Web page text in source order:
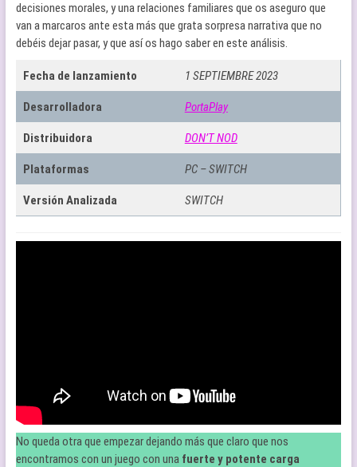
decisiones morales, y una relaciones familiares que os aseguro que
van a marcaros ante esta más que grata sorpresa narrativa que no
debéis dejar pasar, y que así os hago saber en este análisis.
Fecha de lanzamiento 1 SEPTIEMBRE 2023
Desarrolladora PortaPlay
Distribuidora DON’T NOD
Plataformas PC – SWITCH
Versión Analizada SWITCH
No queda otra que empezar dejando más que claro que nos
encontramos con un juego con una fuerte y potente carga